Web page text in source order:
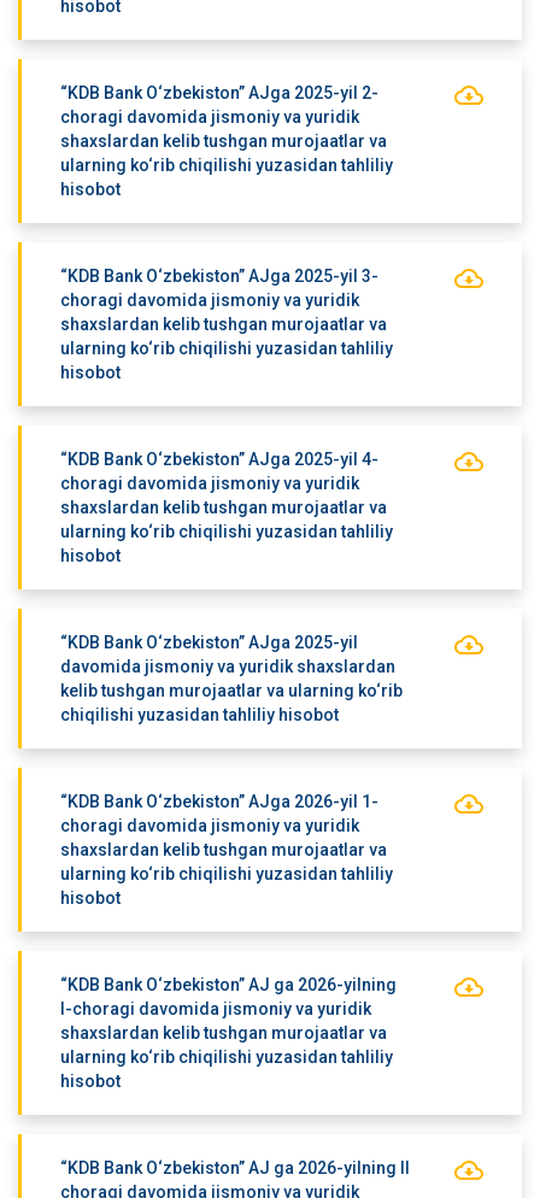
hisobot
“KDB Bank O‘zbekiston” AJga 2025-yil 2-
choragi davomida jismoniy va yuridik
shaxslardan kelib tushgan murojaatlar va
ularning ko‘rib chiqilishi yuzasidan tahliliy
hisobot
“KDB Bank O‘zbekiston” AJga 2025-yil 3-
choragi davomida jismoniy va yuridik
shaxslardan kelib tushgan murojaatlar va
ularning ko‘rib chiqilishi yuzasidan tahliliy
hisobot
“KDB Bank O‘zbekiston” AJga 2025-yil 4-
choragi davomida jismoniy va yuridik
shaxslardan kelib tushgan murojaatlar va
ularning ko‘rib chiqilishi yuzasidan tahliliy
hisobot
“KDB Bank O‘zbekiston” AJga 2025-yil
davomida jismoniy va yuridik shaxslardan
kelib tushgan murojaatlar va ularning ko‘rib
chiqilishi yuzasidan tahliliy hisobot
“KDB Bank O‘zbekiston” AJga 2026-yil 1-
choragi davomida jismoniy va yuridik
shaxslardan kelib tushgan murojaatlar va
ularning ko‘rib chiqilishi yuzasidan tahliliy
hisobot
“KDB Bank O‘zbekiston” AJ ga 2026-yilning
I-choragi davomida jismoniy va yuridik
shaxslardan kelib tushgan murojaatlar va
ularning ko‘rib chiqilishi yuzasidan tahliliy
hisobot
“KDB Bank O‘zbekiston” AJ ga 2026-yilning II
choragi davomida jismoniy va yuridik